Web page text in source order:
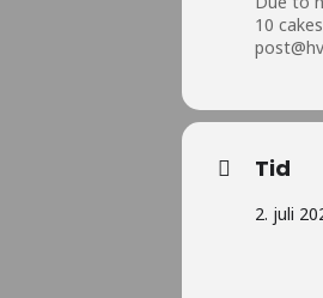
10
Tid
2. juli